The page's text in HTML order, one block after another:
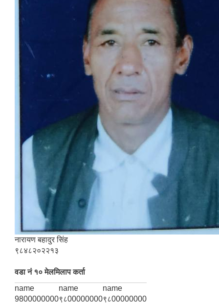
नारायण बहादुर सिंह
९८४८२०२२१३
वडा नं १० मेलमिलाप कर्ता
name
9800000000
name
९८00000000
name
९८00000000